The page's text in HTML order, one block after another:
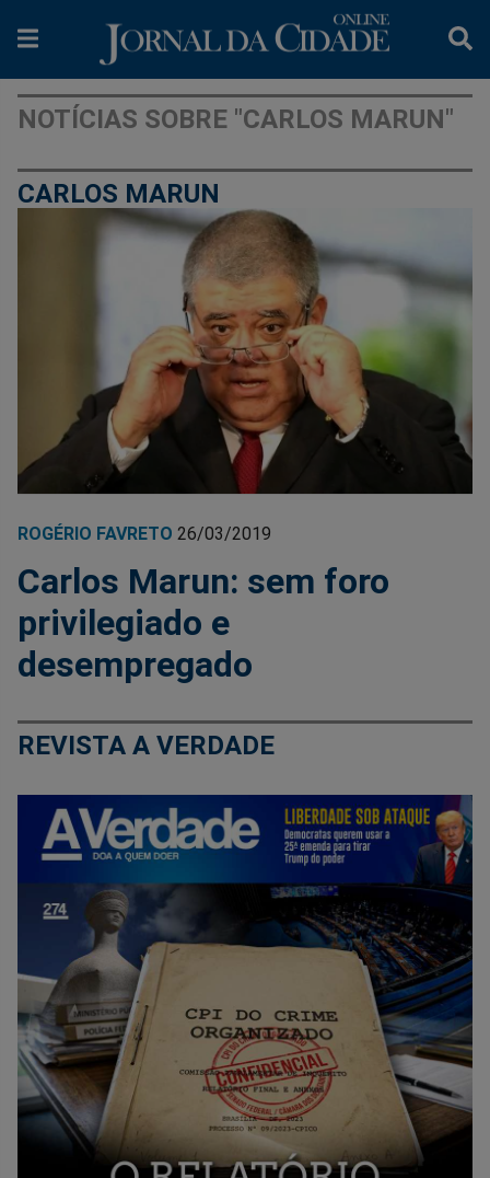
NOTÍCIAS SOBRE "CARLOS MARUN"
CARLOS MARUN
ROGÉRIO FAVRETO 26/03/2019
Carlos Marun: sem foro
privilegiado e
desempregado
REVISTA A VERDADE